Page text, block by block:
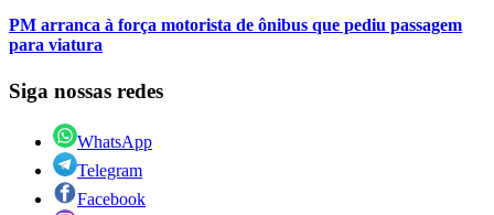
PM arranca à força motorista de ônibus que pediu passagem
para viatura
Siga nossas redes
WhatsApp
Telegram
Facebook